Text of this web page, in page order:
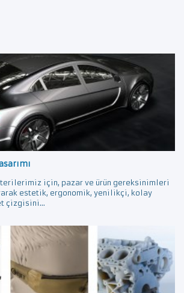
için, pazar ve ürün gereksinimleri
estetik, ergonomik, yenilikçi, kolay
çizgisini...